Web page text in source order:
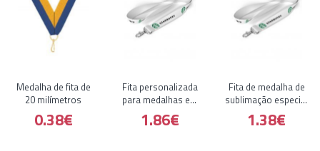
Medalha de fita de
20 milímetros
0.38€
Fita personalizada
para medalhas em
branco
1.86€
Fita de medalha de
sublimação especial
15 mm
1.38€